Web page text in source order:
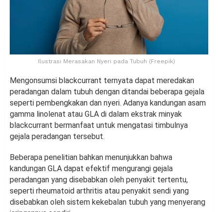
Ilustrasi Merasakan Nyeri pada Tubuh (Freepik)
Mengonsumsi blackcurrant ternyata dapat meredakan
peradangan dalam tubuh dengan ditandai beberapa gejala
seperti pembengkakan dan nyeri. Adanya kandungan asam
gamma linolenat atau GLA di dalam ekstrak minyak
blackcurrant bermanfaat untuk mengatasi timbulnya
gejala peradangan tersebut.
Beberapa penelitian bahkan menunjukkan bahwa
kandungan GLA dapat efektif mengurangi gejala
peradangan yang disebabkan oleh penyakit tertentu,
seperti rheumatoid arthritis atau penyakit sendi yang
disebabkan oleh sistem kekebalan tubuh yang menyerang